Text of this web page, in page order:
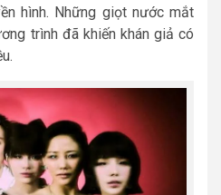
hình. Những giọt nước mắt
trình đã khiến khán giả có